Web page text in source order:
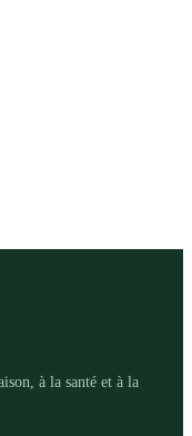
à la santé et à la